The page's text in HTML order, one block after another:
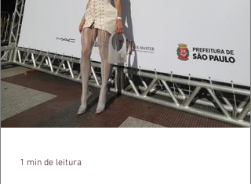
1 min de leitura